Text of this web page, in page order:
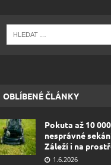
OBLÍBENÉ ČLÁNKY
Pokuta až 10
nesprávné
Záleží i na
1.6.2026